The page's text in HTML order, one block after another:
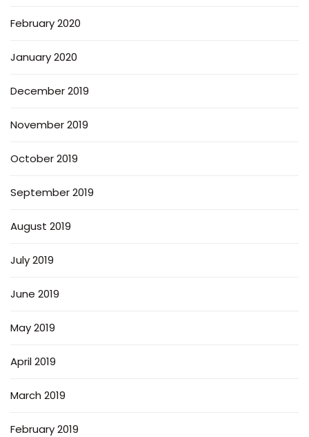
February 2020
January 2020
December 2019
November 2019
October 2019
September 2019
August 2019
July 2019
June 2019
May 2019
April 2019
March 2019
February 2019